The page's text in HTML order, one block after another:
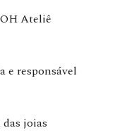
Ateliê
e responsável
joias